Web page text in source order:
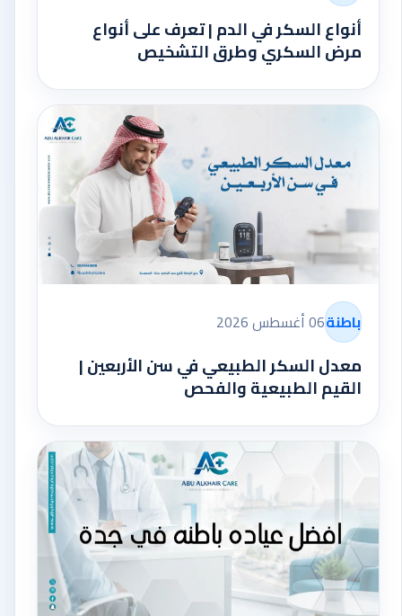
أنواع السكر في الدم | تعرف على أنواع
مرض السكري وطرق التشخيص
باطنة06 أغسطس 2026
معدل السكر الطبيعي في سن الأربعين |
القيم الطبيعية والفحص